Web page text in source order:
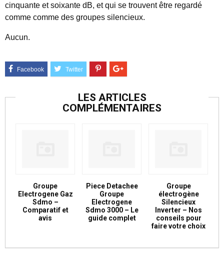
cinquante et soixante dB, et qui se trouvent être regardé
comme comme des groupes silencieux.
Aucun.
LES ARTICLES
COMPLÉMENTAIRES
Groupe
Electrogene Gaz
Sdmo –
Comparatif et
avis
Piece Detachee
Groupe
Electrogene
Sdmo 3000 – Le
guide complet
Groupe
électrogène
Silencieux
Inverter – Nos
conseils pour
faire votre choix